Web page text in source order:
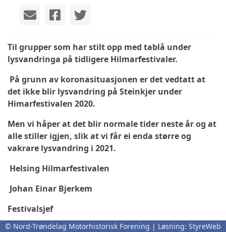
Til grupper som har stilt opp med tablå under
lysvandringa på tidligere Hilmarfestivaler.
På grunn av koronasituasjonen er det vedtatt at
det ikke blir lysvandring på Steinkjer under
Himarfestivalen 2020.
Men vi håper at det blir normale tider neste år og at
alle stiller igjen, slik at vi får ei enda større og
vakrare lysvandring i 2021.
Helsing Hilmarfestivalen
Johan Einar Bjerkem
Festivalsjef
© Nord-Trøndelag Motorhistorisk Forening | Løsning: StyreWeb